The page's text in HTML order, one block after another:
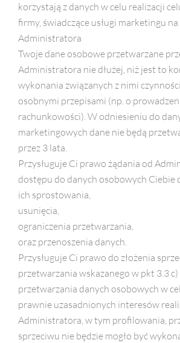
korzystają z danych w celu realizacji
firmy, świadczące usługi marketingu na
Administratora
Twoje dane osobowe przetwarzane
Administratora nie dłużej, niż jest to
wykonania związanych z nimi
osobnymi przepisami (np. o
rachunkowości). W odniesieniu do
marketingowych dane nie będą
przez 3 lata.
Przysługuje Ci prawo żądania od
dostępu do danych osobowych Ciebie
ich sprostowania,
usunięcia,
ograniczenia przetwarzania,
oraz przenoszenia danych.
Przysługuje Ci prawo do złożenia
przetwarzania wskazanego w pkt 3.3
przetwarzania danych osobowych w
prawnie uzasadnionych interesów
Administratora, w tym profilowania,
sprzeciwu nie będzie mogło być